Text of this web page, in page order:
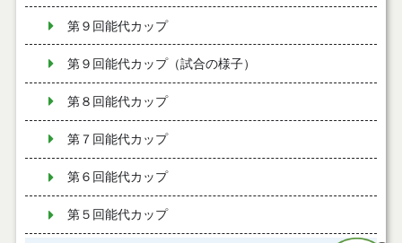
第９回能代カップ
第９回能代カップ（試合の様子）
第８回能代カップ
第７回能代カップ
第６回能代カップ
第５回能代カップ